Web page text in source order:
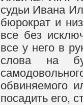
судьи Ивана
бюрократ и
все без
все у него в
слова на
обвиняемого
посадить его,